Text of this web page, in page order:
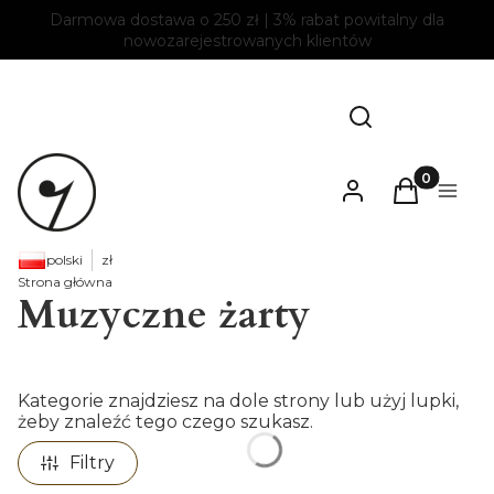
Darmowa dostawa o 250 zł | 3% rabat powitalny dla
nowozarejestrowanych klientów
Otwórz
Szukaj
Zaloguj sięProdukty
KoszykMenu
polski
zł
Strona główna
Muzyczne żarty
Kategorie znajdziesz na dole strony lub użyj lupki,
żeby znaleźć tego czego szukasz.
Filtry